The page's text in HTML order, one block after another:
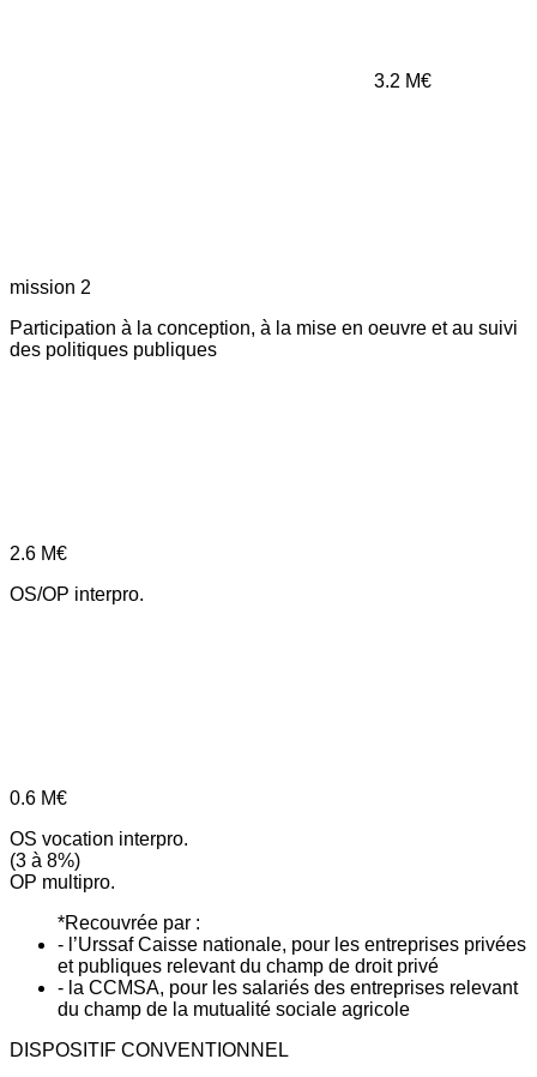
3.2 M€
mission 2
Participation à la conception, à la mise en oeuvre et au suivi
des politiques publiques
2.6 M€
OS/OP interpro.
0.6 M€
OS vocation interpro.
(3 à 8%)
OP multipro.
*Recouvrée par :
- l’Urssaf Caisse nationale, pour les entreprises privées
et publiques relevant du champ de droit privé
- la CCMSA, pour les salariés des entreprises relevant
du champ de la mutualité sociale agricole
DISPOSITIF CONVENTIONNEL